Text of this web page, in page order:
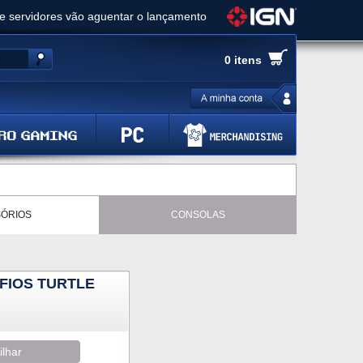
servidores vão aguentar o lançamento
cópias e vai receber novo conteúdo
Ghost of Yotei - Análise
Gear Solid Delta: Snake Eater - Análise
anuncia livestream para o Fallout Day
0 itens
CONSOLAS
TURTLE